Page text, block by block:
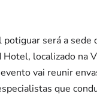
será a
localizado na
vai reunir
que